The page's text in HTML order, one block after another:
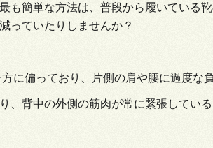
も簡単な方法は、普段から履いている
っていたりしませんか？
に偏っており、片側の肩や腰に過度な
、背中の外側の筋肉が常に緊張してい